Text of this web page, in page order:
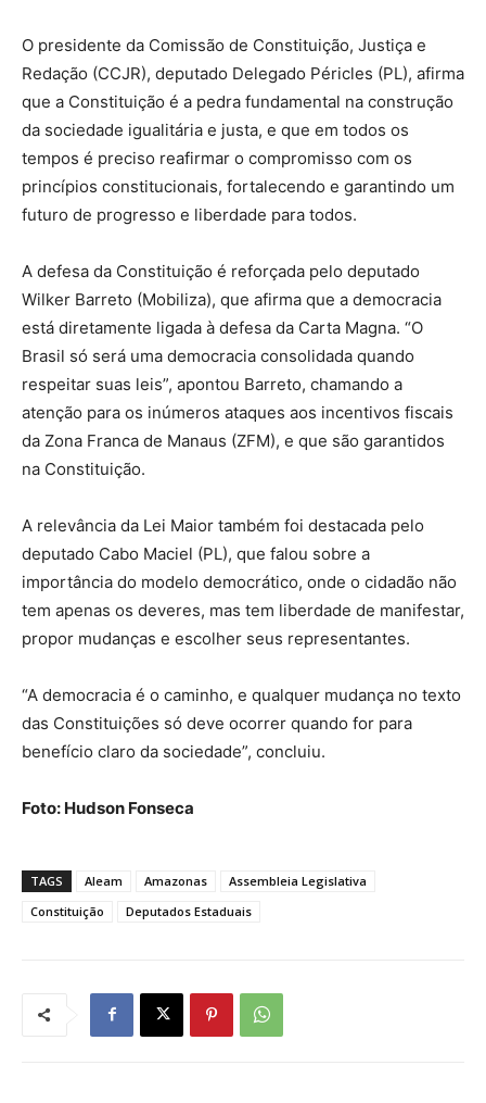
O presidente da Comissão de Constituição, Justiça e
Redação (CCJR), deputado Delegado Péricles (PL), afirma
que a Constituição é a pedra fundamental na construção
da sociedade igualitária e justa, e que em todos os
tempos é preciso reafirmar o compromisso com os
princípios constitucionais, fortalecendo e garantindo um
futuro de progresso e liberdade para todos.
A defesa da Constituição é reforçada pelo deputado
Wilker Barreto (Mobiliza), que afirma que a democracia
está diretamente ligada à defesa da Carta Magna. “O
Brasil só será uma democracia consolidada quando
respeitar suas leis”, apontou Barreto, chamando a
atenção para os inúmeros ataques aos incentivos fiscais
da Zona Franca de Manaus (ZFM), e que são garantidos
na Constituição.
A relevância da Lei Maior também foi destacada pelo
deputado Cabo Maciel (PL), que falou sobre a
importância do modelo democrático, onde o cidadão não
tem apenas os deveres, mas tem liberdade de manifestar,
propor mudanças e escolher seus representantes.
“A democracia é o caminho, e qualquer mudança no texto
das Constituições só deve ocorrer quando for para
benefício claro da sociedade”, concluiu.
Foto: Hudson Fonseca
TAGS Aleam Amazonas
Assembleia Legislativa
Constituição
Deputados Estaduais